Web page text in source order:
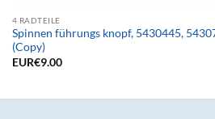
4 RADTEILE
Spinnen führungs knopf, 5430445,
(Copy)
EUR€9.00